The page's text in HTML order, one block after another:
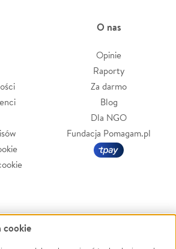
O nas
Opinie
Raporty
Za darmo
Blog
Dla NGO
Fundacja Pomagam.pl
cookie